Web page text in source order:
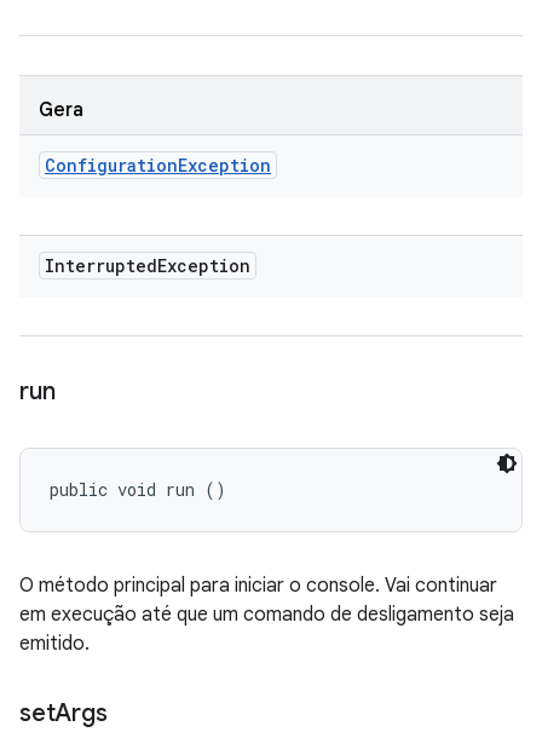
Gera
ConfigurationException
InterruptedException
run
public void run ()
O método principal para iniciar o console. Vai continuar
em execução até que um comando de desligamento seja
emitido.
setArgs